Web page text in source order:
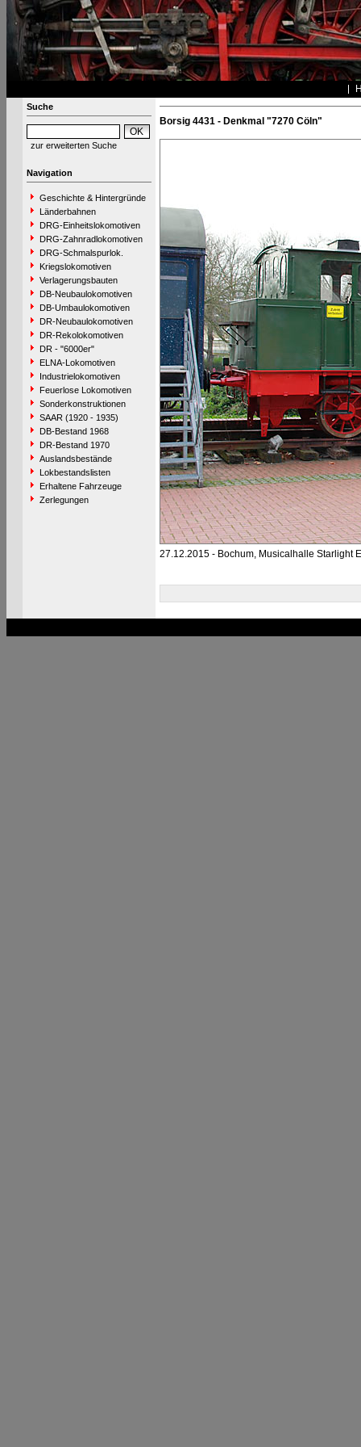
Suche
zur erweiterten Suche
Navigation
Geschichte & Hintergründe
Länderbahnen
DRG-Einheitslokomotiven
DRG-Zahnradlokomotiven
DRG-Schmalspurlok.
Kriegslokomotiven
Verlagerungsbauten
DB-Neubaulokomotiven
DB-Umbaulokomotiven
DR-Neubaulokomotiven
DR-Rekolokomotiven
DR - "6000er"
ELNA-Lokomotiven
Industrielokomotiven
Feuerlose Lokomotiven
Sonderkonstruktionen
SAAR (1920 - 1935)
DB-Bestand 1968
DR-Bestand 1970
Auslandsbestände
Lokbestandslisten
Erhaltene Fahrzeuge
Zerlegungen
Borsig 4431 - Denkmal "7270 Cöln"
27.12.2015 - Bochum, Musicalhalle Starlight